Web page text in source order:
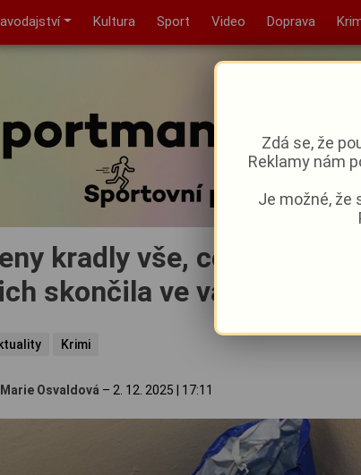
Kultura Sport Video Doprava
kradly vše, co jim přišlo
skončila ve vazbě
Krimi
Marie Osvaldová – 2. 12. 2025 17:11
Zdá se, že
Reklamy nám
Je možné, že